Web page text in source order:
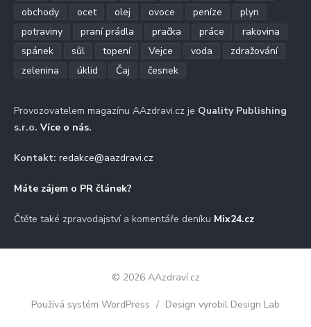
obchody
ocet olej ovoce peníze
plyn
potraviny
praní prádla pračka práce
rakovina
spánek
sůl topení Vejce voda
zdražování
zelenina
úklid Čaj česnek
Provozovatelem magazínu AAzdravi.cz je Quality Publishing
s.r.o. Více o nás.
Kontakt: redakce@aazdravi.cz
Máte zájem o PR článek?
Čtěte také zpravodajství a komentáře deníku Mix24.cz
© 2026 AAzdraví.cz
Používá systém WordPress / Design vyrobil Design Lab